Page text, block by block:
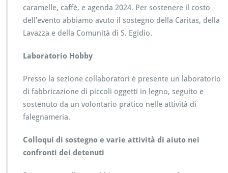
caramelle, caffè, e agenda 2024. Per sostenere il costo
dell’evento abbiamo avuto il sostegno della Caritas, della
Lavazza e della Comunità di S. Egidio.
Laboratorio Hobby
Presso la sezione collaboratori è presente un laboratorio
di fabbricazione di piccoli oggetti in legno, seguito e
sostenuto da un volontario pratico nelle attività di
falegnameria.
Colloqui di sostegno e varie attività di aiuto nei
confronti dei detenuti